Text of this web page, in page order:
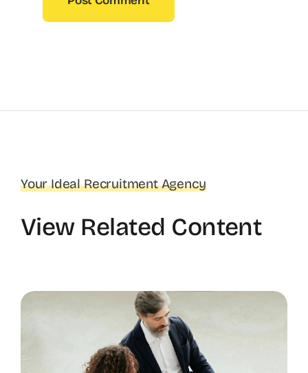
Your Ideal Recruitment Agency
View Related Content